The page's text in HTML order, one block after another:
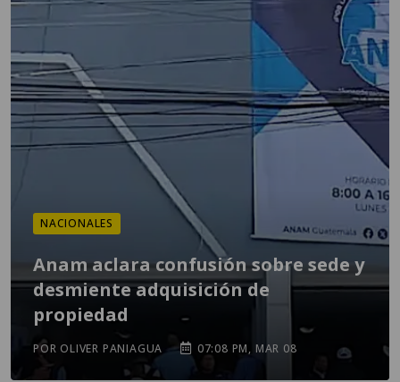
NACIONALES
Anam aclara confusión sobre sede y
desmiente adquisición de
propiedad
POR OLIVER PANIAGUA 07:08 PM, MAR 08